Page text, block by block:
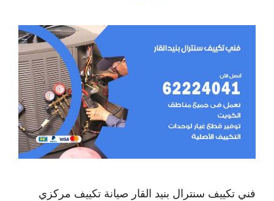
فني تكييف سنترال بنيد القار صيانة تكييف مركزي